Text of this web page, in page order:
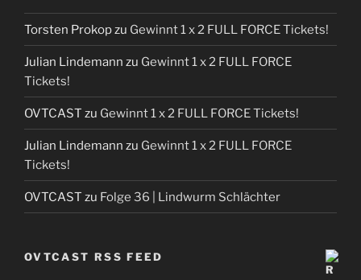
Torsten Prokopzu Gewinnt 1 x 2 FULL FORCE Tickets!
Julian Lindemann zu Gewinnt 1 x 2 FULL FORCE
Tickets!
OVTCAST zu Gewinnt 1 x 2 FULL FORCE Tickets!
Julian Lindemann zu Gewinnt 1 x 2 FULL FORCE
Tickets!
OVTCAST zu Folge 36 | Lindwurm Schlächter
OVTCAST RSS FEED